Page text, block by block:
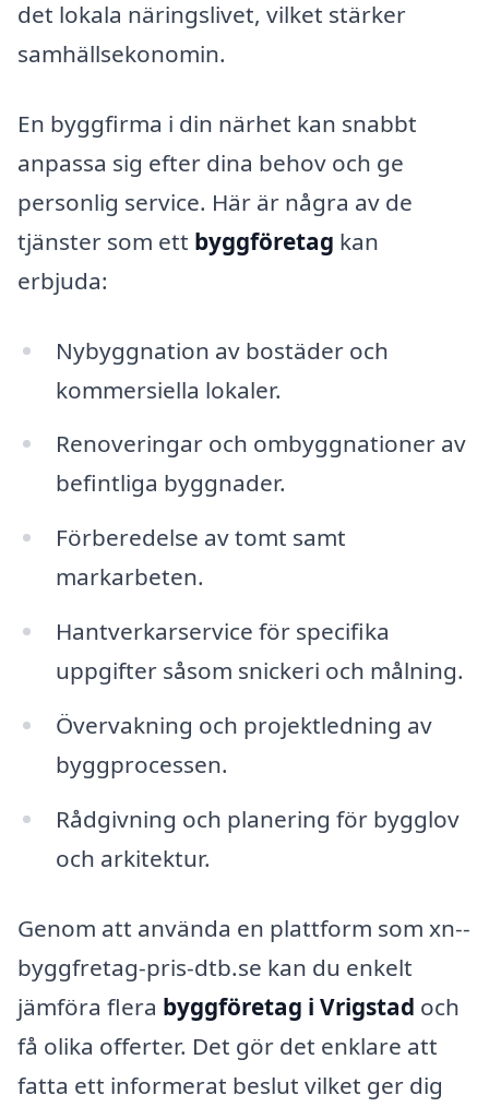
det lokala näringslivet, vilket stärker
samhällsekonomin.
En byggfirma i din närhet kan snabbt
anpassa sig efter dina behov och ge
personlig service. Här är några av de
tjänster som ett byggföretag kan
erbjuda:
Nybyggnation av bostäder och
kommersiella lokaler.
Renoveringar och ombyggnationer av
befintliga byggnader.
Förberedelse av tomt samt
markarbeten.
Hantverkarservice för specifika
uppgifter såsom snickeri och målning.
Övervakning och projektledning av
byggprocessen.
Rådgivning och planering för bygglov
och arkitektur.
Genom att använda en plattform som xn--
byggfretag-pris-dtb.se kan du enkelt
jämföra flera byggföretag i Vrigstad och
få olika offerter. Det gör det enklare att
fatta ett informerat beslut vilket ger dig